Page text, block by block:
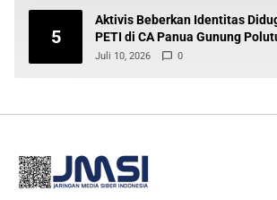
5
Aktivis Beberkan Identitas
PETI di CA Panua Gunung
Juli 10, 2026 0